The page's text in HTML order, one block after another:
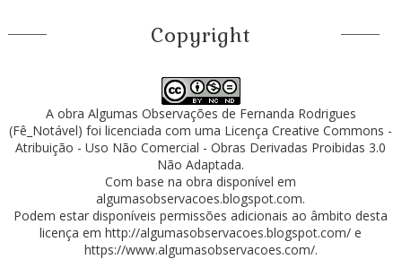
Copyright
A obra Algumas Observações de Fernanda Rodrigues
(Fê_Notável) foi licenciada com uma LicençaCreative Commons -
Atribuição - Uso Não Comercial - Obras Derivadas Proibidas 3.0
Não Adaptada.
Com base na obra disponível em
algumasobservacoes.blogspot.com.
Podem estar disponíveis permissões adicionais ao âmbito desta
licença emhttp://algumasobservacoes.blogspot.com/ e
https://www.algumasobservacoes.com/.